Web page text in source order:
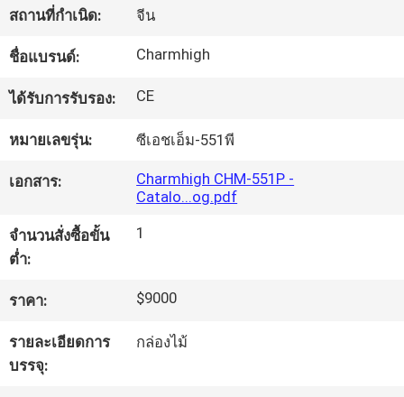
วิดีโอ
ทัวร์
โรงงาน
การ
สถานที่กำเนิด: จีน
ชื่อแบรนด์: Charmhigh
ได้รับการรับรอง: CE
หมายเลขรุ่น: ซีเอชเอ็ม-551พี
เอกสาร:
Charmhigh CHM-551P -
Catalo...og.pdf
จำนวนสั่งซื้อขั้น
ต่ำ:
1
ราคา: $9000
รายละเอียดการ
บรรจุ:
กล่องไม้